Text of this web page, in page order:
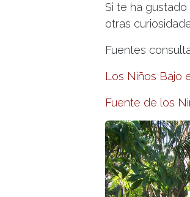
Si te ha
otras
Fuentes
Los Niños Bajo
Fuente de los